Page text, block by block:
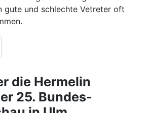
gute und schlechte Vetreter oft
die Hermelin
25. Bundes-